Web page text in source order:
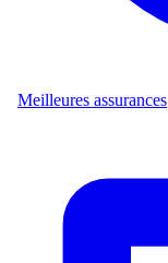
Meilleures assurances